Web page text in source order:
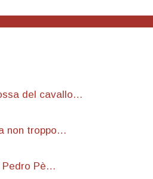
del cavallo…
non troppo…
Pedro Pè…